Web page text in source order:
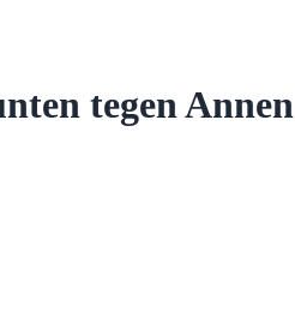
tegen Annen